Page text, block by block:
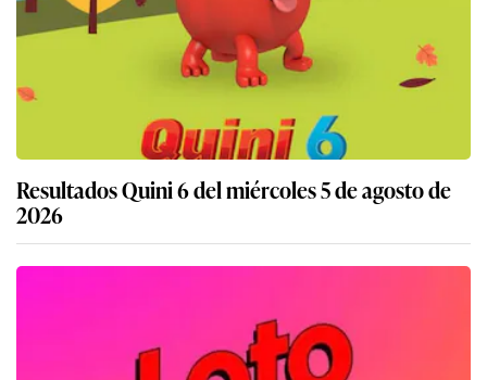
Resultados Quini 6 del miércoles 5 de agosto de
2026